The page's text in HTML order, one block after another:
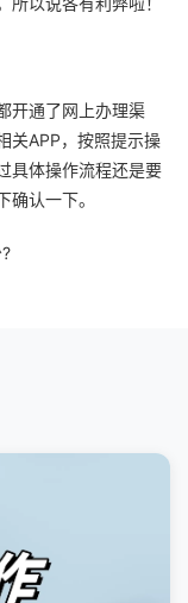
所以说各有利弊啦！
开通了网上办理渠
关APP，按照提示操
具体操作流程还是要
确认一下。